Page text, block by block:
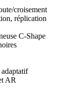
croisement
réplication
C-Shape
AR